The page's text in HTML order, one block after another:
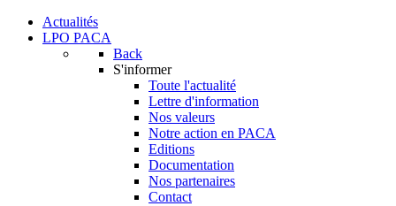
Actualités
LPO PACA
Back
S'informer
Toute l'actualité
Lettre d'information
Nos valeurs
Notre action en PACA
Editions
Documentation
Nos partenaires
Contact